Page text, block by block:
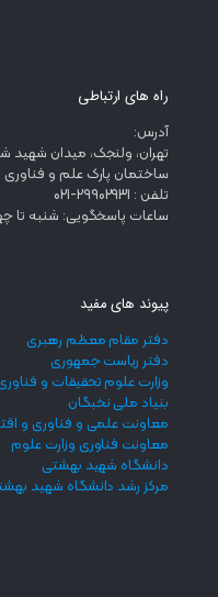
راه های ارتباطی
آدرس:
تهران، ولنجک، میدان شهید
ساختمان پارک علم و فناوری
تلفن : 29902931-021
ساعات پاسخگویی: شنبه تا چهارشنبه از 8
پیوند های مفید
دفتر مقام معظم رهبری
دفتر ریاست جمهوری
وزارت علوم تحقیقات و
بنیاد ملی نخبگان
معاونت علمی و فناوری و
معاونت فناوری وزارت علوم
دانشگاه شهید بهشتی
مرکز رشد دانشگاه شهید